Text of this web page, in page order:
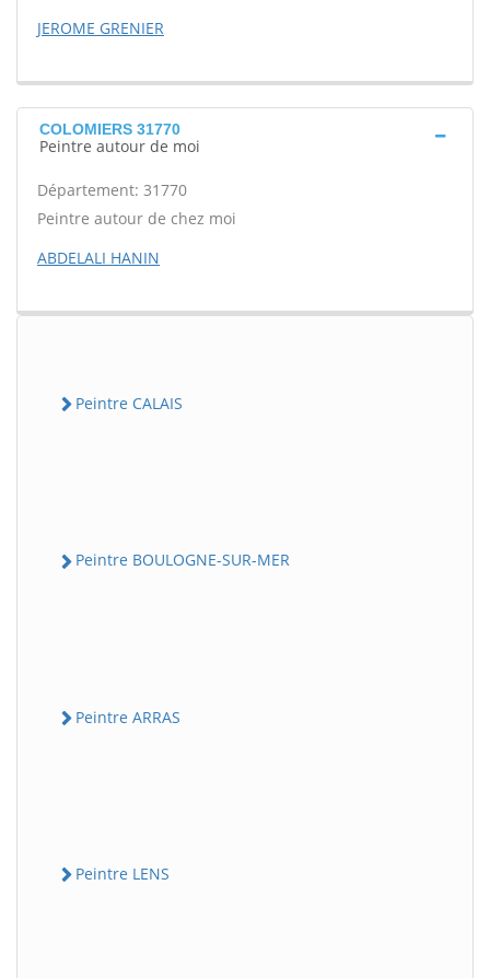
JEROME GRENIER
COLOMIERS 31770
Peintre autour de moi
Département: 31770
Peintre autour de chez moi
ABDELALI HANIN
Peintre CALAIS
Peintre BOULOGNE-SUR-MER
Peintre ARRAS
Peintre LENS